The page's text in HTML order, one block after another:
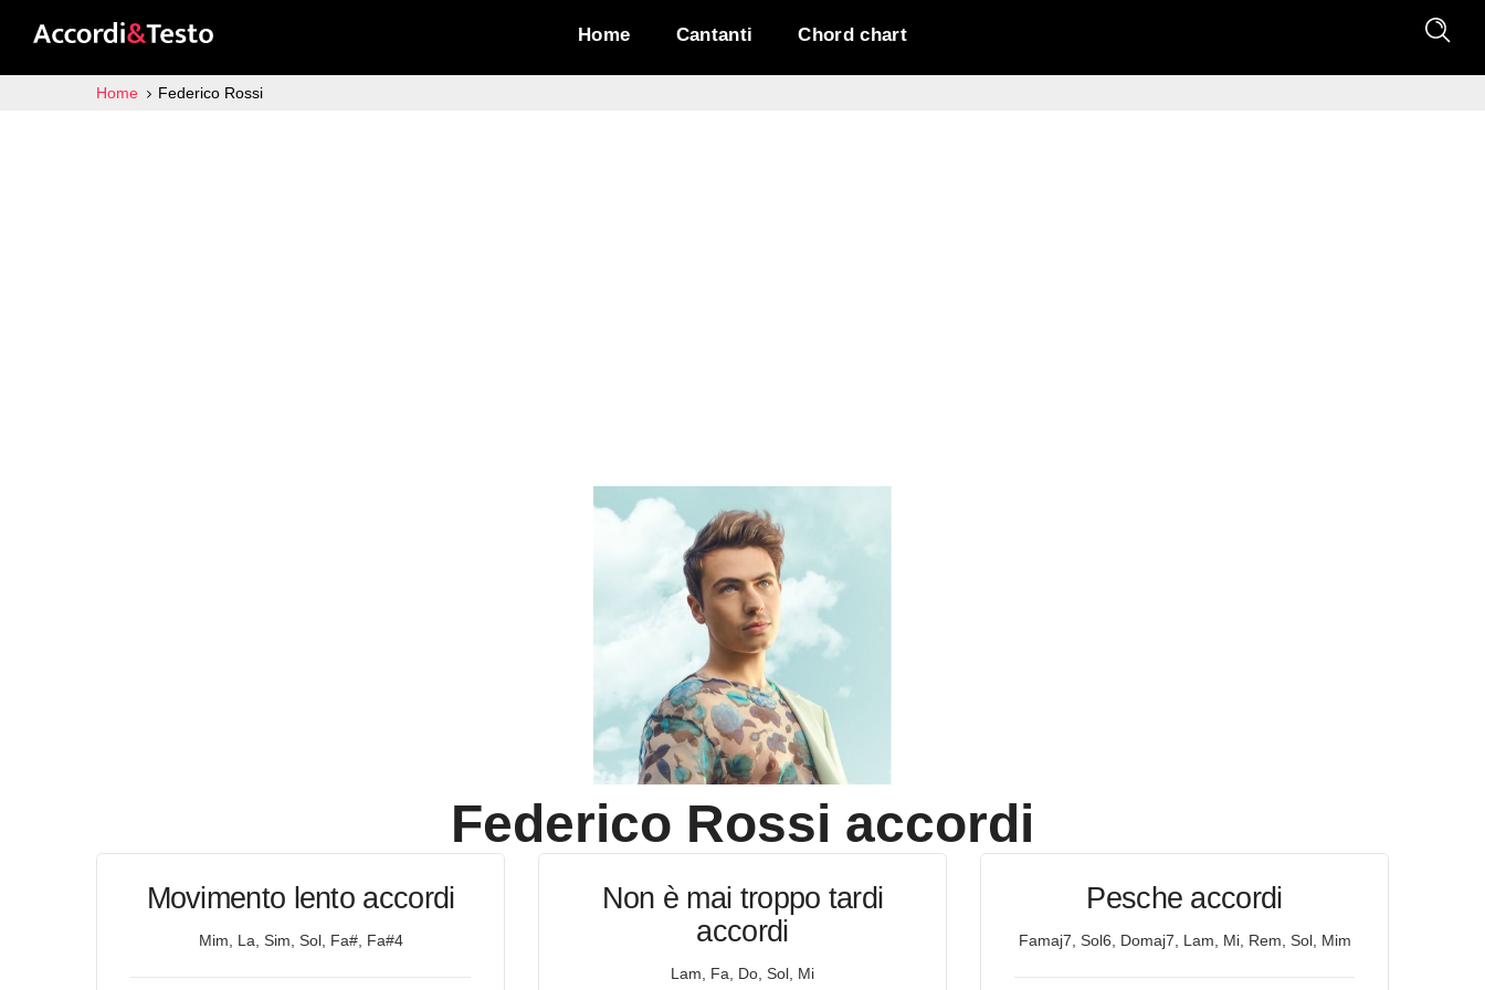
Home Cantanti Chord chart
Home Federico Rossi
Federico Rossi accordi
Movimento lento accordi
Mim, La, Sim, Sol, Fa#, Fa#4
Non è mai troppo tardi
accordi
Lam, Fa, Do, Sol, Mi
Pesche accordi
Famaj7, Sol6, Domaj7, Lam, Mi, Rem, Sol, Mim